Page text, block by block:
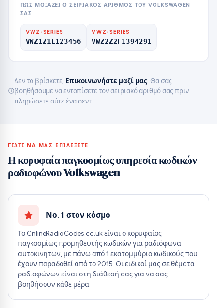
ΠΏΣ ΜΟΙΆΖΕΙ Ο ΣΕΙΡΙΑΚΌΣ ΑΡΙΘΜΌΣ ΤΟΥ VOLKSWAGEN
ΣΑΣ
VWZ-SERIES
VWZ1Z1L123456
VWZ-SERIES
VWZ2Z2F1394291
Δεν το βρίσκετε; Επικοινωνήστε μαζί μας . Θα σας
βοηθήσουμε να εντοπίσετε τον σειριακό αριθμό σας πριν
πληρώσετε ούτε ένα σεντ.
ΓΙΑΤΊ ΝΑ ΜΑΣ ΕΠΙΛΈΞΕΤΕ
Η κορυφαία παγκοσμίως υπηρεσία κωδικών
ραδιοφώνου Volkswagen
Νο. 1 στον κόσμο
Το OnlineRadioCodes.co.uk είναι ο κορυφαίος
παγκοσμίως προμηθευτής κωδικών για ραδιόφωνα
αυτοκινήτων, με πάνω από 1 εκατομμύριο κωδικούς που
έχουν παραδοθεί από το 2015. Οι ειδικοί μας σε θέματα
ραδιοφώνων είναι στη διάθεσή σας για να σας
βοηθήσουν κάθε μέρα.